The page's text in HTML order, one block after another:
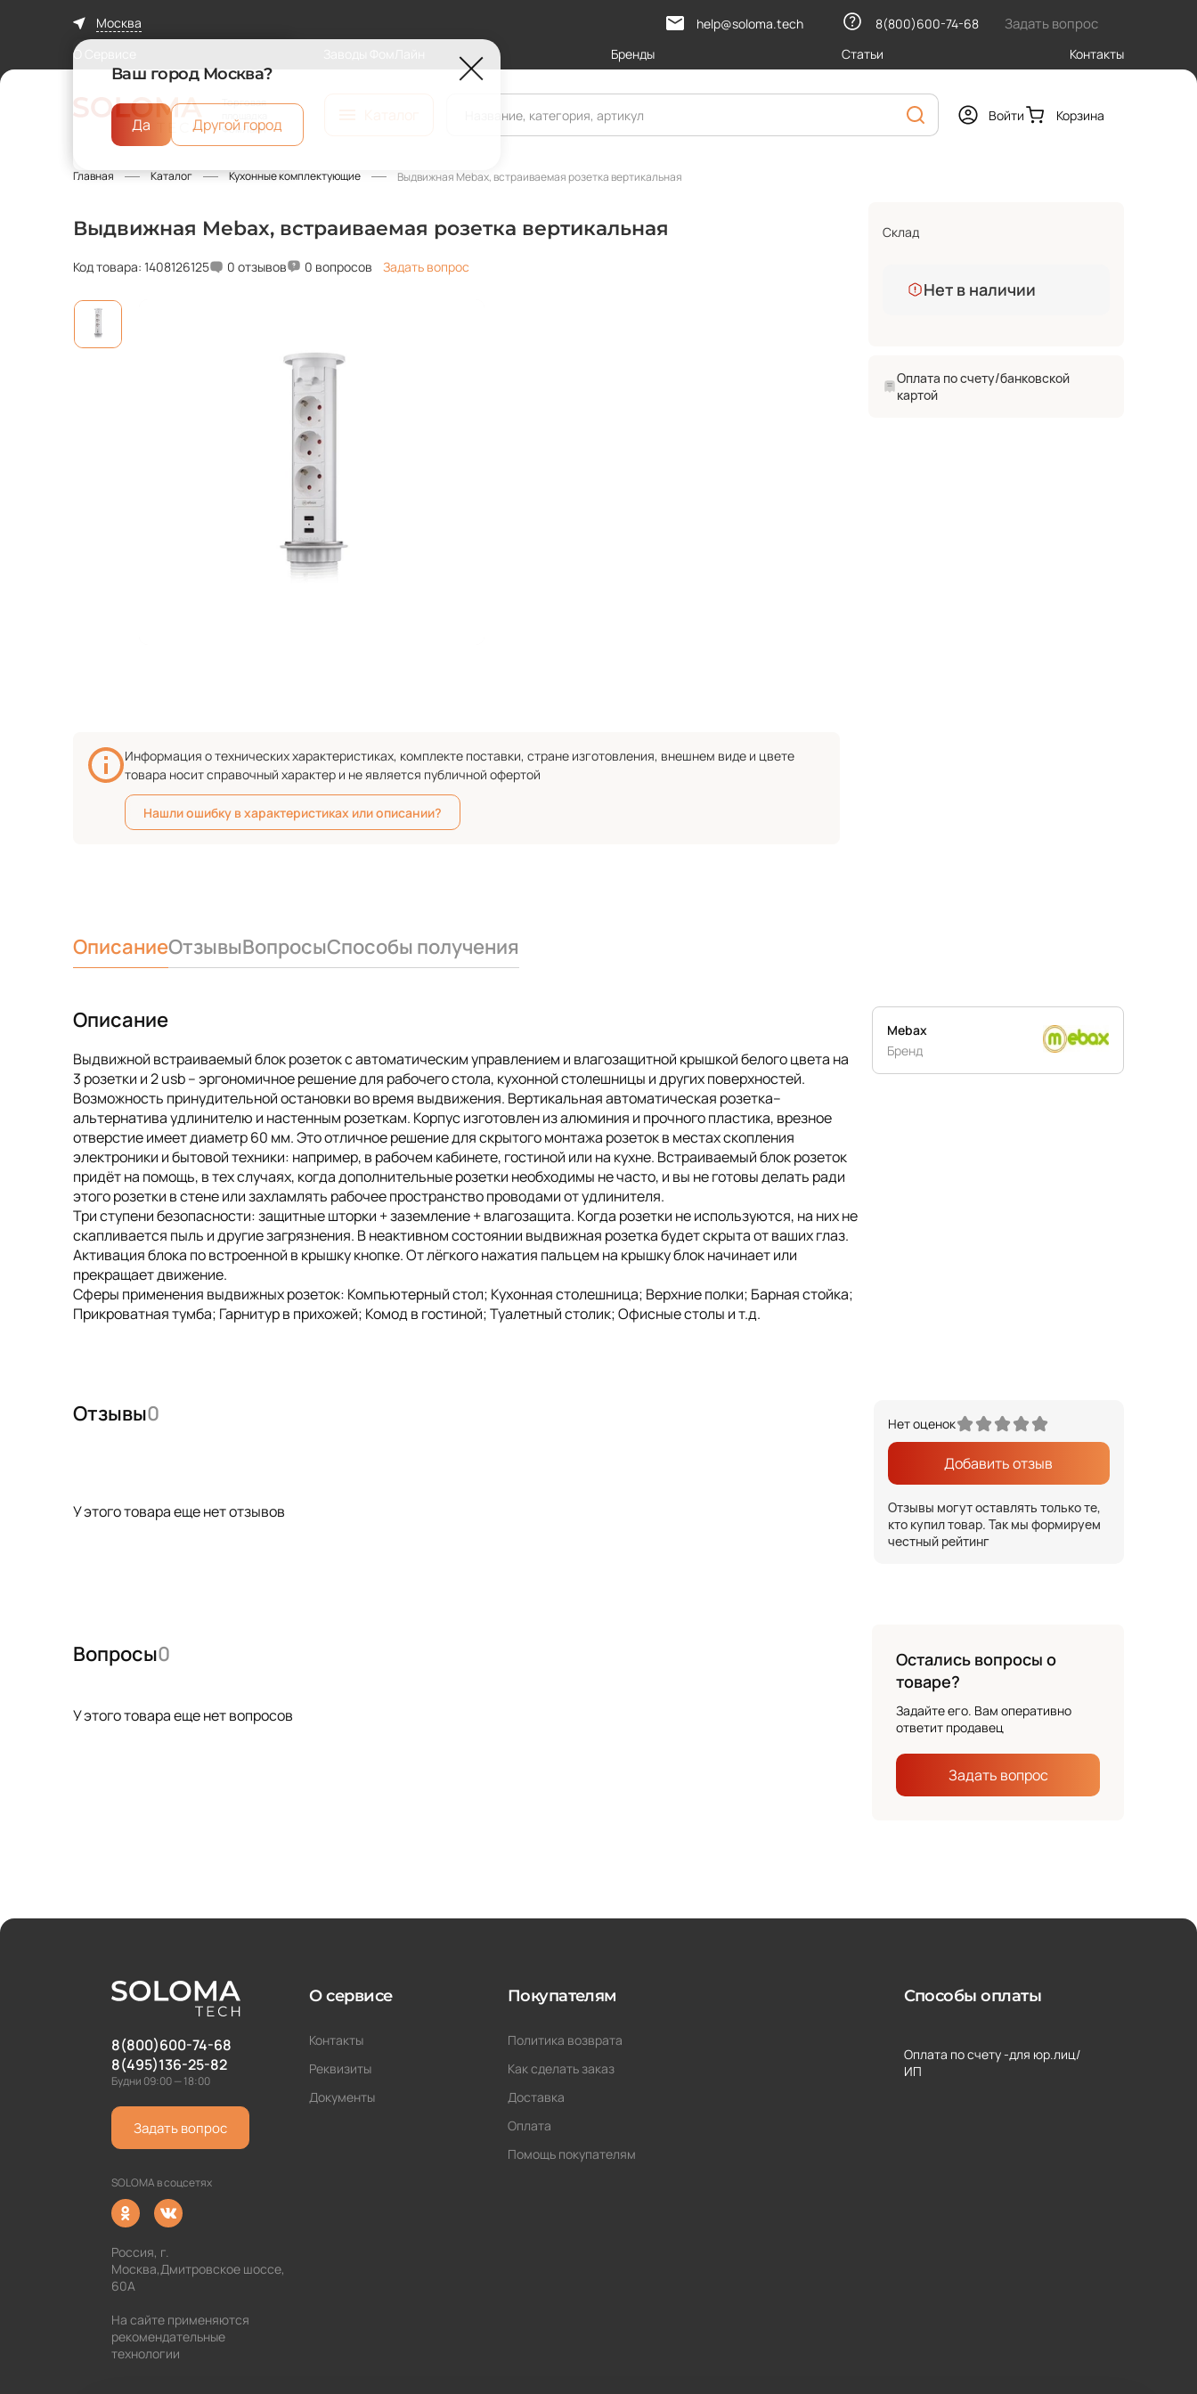
Москва help@soloma.tech 8(800)600-74-68 Задать вопрос
О Сервисе Бренды Статьи Контакты
Торговая
ФомЛайн
Войти Корзина
Главная Каталог Кухонные комплектующие Выдвижная Mebax, встраиваемая розетка вертикальная
Выдвижная Mebax, встраиваемая розетка вертикальная
Код товара: 1408126125 0 отзывов 0 вопросов Задать вопрос
Склад
Нет в наличии
Оплата по счету/банковской
картой
Информация о технических характеристиках, комплекте поставки, стране изготовления, внешнем виде и цвете
товара носит справочный характер и не является публичной офертой
Нашли ошибку в характеристиках или описании?
ОписаниеОтзывыВопросыСпособы получения
Описание
Выдвижной встраиваемый блок розеток с автоматическим управлением и влагозащитной крышкой белого цвета на
3 розетки и 2 usb – эргономичное решение для рабочего стола, кухонной столешницы и других поверхностей.
Возможность принудительной остановки во время выдвижения. Вертикальная автоматическая розетка–
альтернатива удлинителю и настенным розеткам. Корпус изготовлен из алюминия и прочного пластика, врезное
отверстие имеет диаметр 60 мм. Это отличное решение для скрытого монтажа розеток в местах скопления
электроники и бытовой техники: например, в рабочем кабинете, гостиной или на кухне. Встраиваемый блок розеток
придёт на помощь, в тех случаях, когда дополнительные розетки необходимы не часто, и вы не готовы делать ради
этого розетки в стене или захламлять рабочее пространство проводами от удлинителя.
Три ступени безопасности: защитные шторки + заземление + влагозащита. Когда розетки не используются, на них не
скапливается пыль и другие загрязнения. В неактивном состоянии выдвижная розетка будет скрыта от ваших глаз.
Активация блока по встроенной в крышку кнопке. От лёгкого нажатия пальцем на крышку блок начинает или
прекращает движение.
Сферы применения выдвижных розеток: Компьютерный стол; Кухонная столешница; Верхние полки; Барная стойка;
Прикроватная тумба; Гарнитур в прихожей; Комод в гостиной; Туалетный столик; Офисные столы и т.д.
Mebax
Бренд
Отзывы0
У этого товара еще нет отзывов
Нет оценок
Добавить отзыв
Отзывы могут оставлять только те,
кто купил товар. Так мы формируем
честный рейтинг
Вопросы0
У этого товара еще нет вопросов
Остались вопросы о
товаре?
Задайте его. Вам оперативно
ответит продавец
Задать вопрос
8(800)600-74-68
8(495)136-25-82
Будни 09:00 — 18:00
Задать вопрос
SOLOMA в соцсетях
О сервисе
Контакты
Реквизиты
Документы
Покупателям
Политика возврата
Как сделать заказ
Доставка
Оплата
Помощь покупателям
Способы оплаты
Оплата по счету -для юр.лиц/
ИП
Россия, г.
Москва,Дмитровское шоссе,
60А
На сайте применяются
рекомендательные
технологии
Ваш город Москва?
Да Другой город